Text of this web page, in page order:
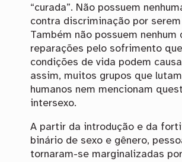
“curada”. Não possuem
contra discriminação por
Também não possuem nenhum
reparações pelo sofrimento
condições de vida podem
assim, muitos grupos que
humanos nem mencionam
intersexo.
A partir da introdução e da
binário de sexo e gênero,
tornaram-se marginalizadas